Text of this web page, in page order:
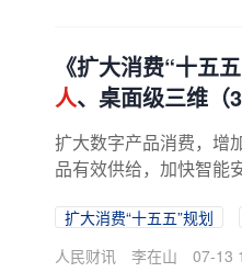
《扩大消费“十五
人、桌面级三维（
扩大数字产品消费，增
品有效供给，加快智能
扩大消费“十五五”规划
人民财讯
李在山 07-13